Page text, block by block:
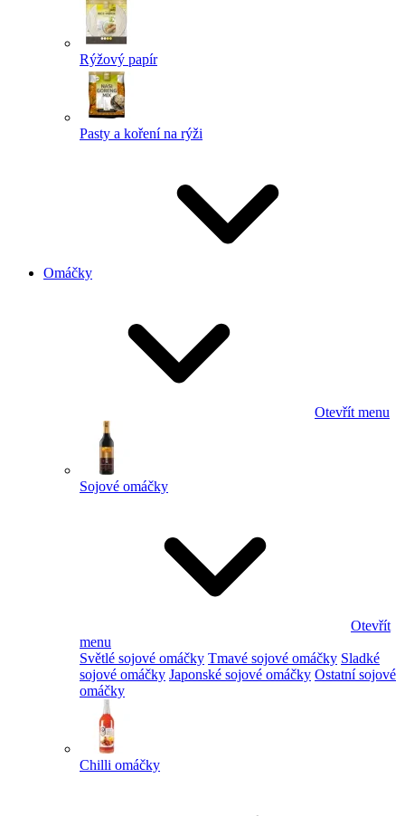
Rýžový papír
Pasty a koření na rýži
Omáčky
Otevřít menu
Sojové omáčky
Otevřít
menu
Světlé sojové omáčky Tmavé sojové omáčky Sladké
sojové omáčky Japonské sojové omáčky Ostatní sojové
omáčky
Chilli omáčky